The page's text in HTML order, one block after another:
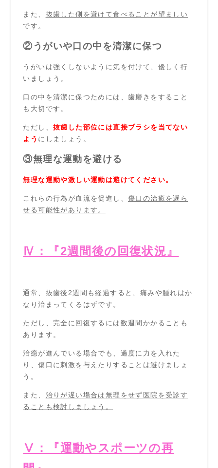
また、 抜歯した側を避けて食べることが望ましい
です。
②うがいや口の中を清潔に保つ
うがいは強くしないように気を付けて、優しく行
いましょう。
口の中を清潔に保つためには、歯磨きをすること
も大切です。
ただし、 抜歯した部位には直接ブラシを当てない
よう にしましょう。
③無理な運動を避ける
無理な運動や激しい運動は避けてください。
これらの行為が血流を促進し、 傷口の治癒を遅ら
せる可能性があります。
Ⅳ：『2週間後の回復状況』
通常、抜歯後2週間も経過すると、痛みや腫れはか
なり治まってくるはずです。
ただし、完全に回復するには数週間かかることも
あります。
治癒が進んでいる場合でも、過度に力を入れた
り、傷口に刺激を与えたりすることは避けましょ
う。
また、 治りが遅い場合は無理をせず医院を受診す
ることも検討しましょう。
Ⅴ：『運動やスポーツの再